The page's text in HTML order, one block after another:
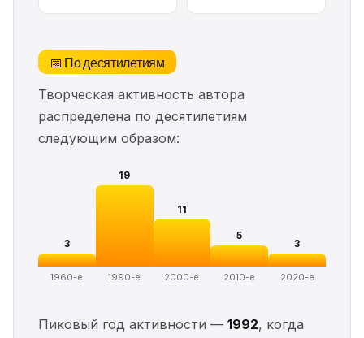
📅 По десятилетиям
Творческая активность автора
распределена по десятилетиям
следующим образом:
3
1960-е
19
1990-е
11
2000-е
5
2010-е
3
2020-е
Пиковый год активности — 1992, когда